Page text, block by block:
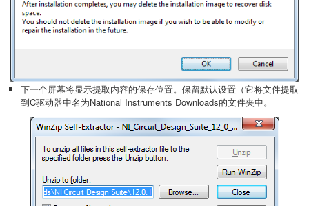
下一个屏幕将显示提取内容的保存位置。保留默认设置（它将文件提取
到C驱动器中名为National Instruments Downloads的文件夹中。